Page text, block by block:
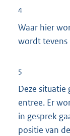
4
Waar hier
wordt
5
Deze
entree. Er
in gesprek
positie van